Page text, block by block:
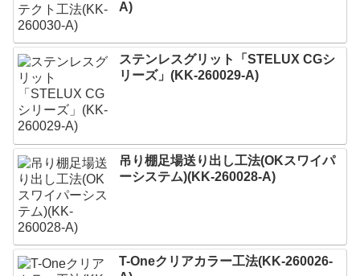
A)
ステンレスグリット「STELUX CGシ
リーズ」(KK-260029-A)
吊り棚足場送り出し工法(OKスワイパ
ーシステム)(KK-260028-A)
T-Oneクリアカラー工法(KK-260026-